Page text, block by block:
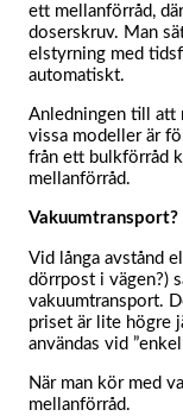
ett mellanförråd,
doserskruv. Man
elstyrning med
automatiskt.
Anledningen till att
vissa modeller är
från ett bulkförråd
mellanförråd.
Vakuumtransport?
Vid långa avstånd
dörrpost i vägen?)
vakuumtransport.
priset är lite högre
användas vid
När man kör med
mellanförråd.